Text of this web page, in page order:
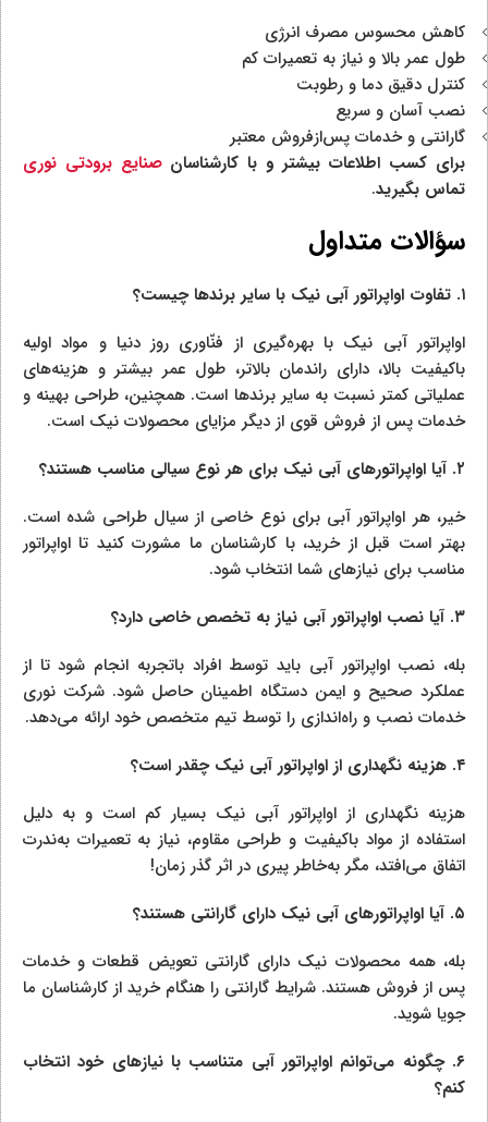
کاهش محسوس مصرف انرژی
طول عمر بالا و نیاز به تعمیرات کم
کنترل دقیق دما و رطوبت
نصب آسان و سریع
گارانتی و خدمات پس‌ازفروش معتبر
برای کسب اطلاعات بیشتر و با کارشناسانصنایع برودتی نوری
تماس بگیرید.
سؤالات متداول
۱. تفاوت اواپراتور آبی نیک با سایر برندها چیست؟
اواپراتور آبی نیک با بهره‌گیری از فنّاوری روز دنیا و مواد اولیه
باکیفیت بالا، دارای راندمان بالاتر، طول عمر بیشتر و هزینه‌های
عملیاتی کمتر نسبت به سایر برندها است. همچنین، طراحی بهینه و
خدمات پس از فروش قوی از دیگر مزایای محصولات نیک است.
۲. آیا اواپراتورهای آبی نیک برای هر نوع سیالی مناسب هستند؟
خیر، هر اواپراتور آبی برای نوع خاصی از سیال طراحی شده است.
بهتر است قبل از خرید، با کارشناسان ما مشورت کنید تا اواپراتور
مناسب برای نیازهای شما انتخاب شود.
۳. آیا نصب اواپراتور آبی نیاز به تخصص خاصی دارد؟
بله، نصب اواپراتور آبی باید توسط افراد باتجربه انجام شود تا از
عملکرد صحیح و ایمن دستگاه اطمینان حاصل شود. شرکت نوری
خدمات نصب و راه‌اندازی را توسط تیم متخصص خود ارائه می‌دهد.
۴. هزینه نگهداری از اواپراتور آبی نیک چقدر است؟
هزینه نگهداری از اواپراتور آبی نیک بسیار کم است و به دلیل
استفاده از مواد باکیفیت و طراحی مقاوم، نیاز به تعمیرات به‌ندرت
اتفاق می‌افتد، مگر به‌خاطر پیری در اثر گذر زمان!
۵. آیا اواپراتورهای آبی نیک دارای گارانتی هستند؟
بله، همه محصولات نیک دارای گارانتی تعویض قطعات و خدمات
پس از فروش هستند. شرایط گارانتی را هنگام خرید از کارشناسان ما
جویا شوید.
۶. چگونه می‌توانم اواپراتور آبی متناسب با نیازهای خود انتخاب
کنم؟